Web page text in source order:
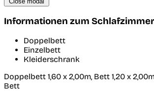
Informationen zum Schlafzimmer
Doppelbett
Einzelbett
Kleiderschrank
Doppelbett 1,60 x 2,00m, Bett 1,20 x
Bett